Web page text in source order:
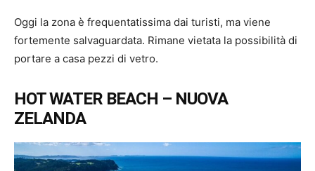
Oggi la zona è frequentatissima dai turisti, ma viene
fortemente salvaguardata. Rimane vietata la possibilità di
portare a casa pezzi di vetro.
HOT WATER BEACH – NUOVA
ZELANDA